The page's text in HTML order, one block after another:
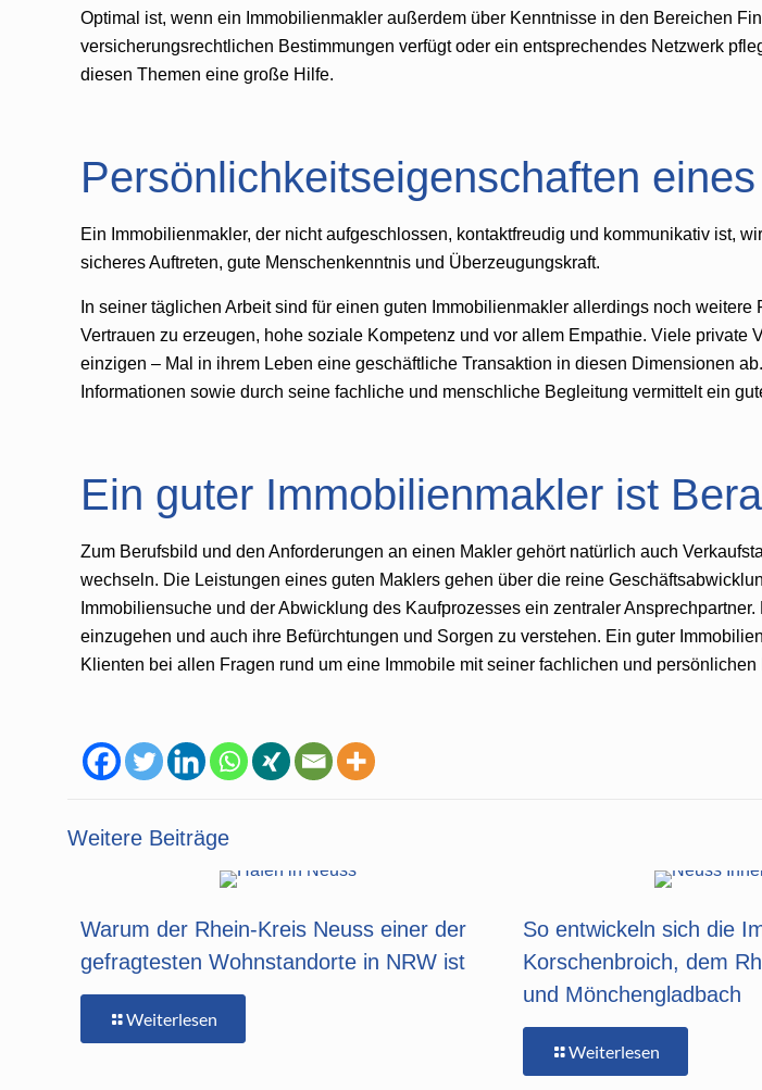
Optimal ist, wenn ein Immobilienmakler außerdem über Kenntnisse in den Bereichen
versicherungsrechtlichen Bestimmungen verfügt oder ein entsprechendes Netzwerk
diesen Themen eine große Hilfe.
Persönlichkeitseigenschaften
Ein Immobilienmakler, der nicht aufgeschlossen, kontaktfreudig und kommunikativ ist,
sicheres Auftreten, gute Menschenkenntnis und Überzeugungskraft.
In seiner täglichen Arbeit sind für einen guten Immobilienmakler allerdings noch
Vertrauen zu erzeugen, hohe soziale Kompetenz und vor allem Empathie. Viele
einzigen – Mal in ihrem Leben eine geschäftliche Transaktion in diesen Dimensionen
Informationen sowie durch seine fachliche und menschliche Begleitung vermittelt ein
Ein guter Immobilienmakler ist
Zum Berufsbild und den Anforderungen an einen Makler gehört natürlich auch
wechseln. Die Leistungen eines guten Maklers gehen über die reine
Immobiliensuche und der Abwicklung des Kaufprozesses ein zentraler
einzugehen und auch ihre Befürchtungen und Sorgen zu verstehen. Ein guter
Klienten bei allen Fragen rund um eine Immobile mit seiner fachlichen und persönlichen
Weitere Beiträge
Warum der Rhein-Kreis Neuss einer der
gefragtesten Wohnstandorte in NRW ist
Weiterlesen
So entwickeln sich die
Korschenbroich, dem
und Mönchengladbach
Weiterlesen